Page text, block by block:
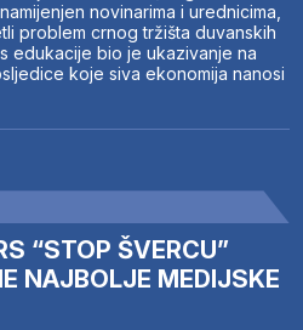
novinarima i urednicima,
problem crnog tržišta duvanskih
edukacije bio je ukazivanje na
koje siva ekonomija nanosi
“STOP ŠVERCU”
NAJBOLJE MEDIJSKE